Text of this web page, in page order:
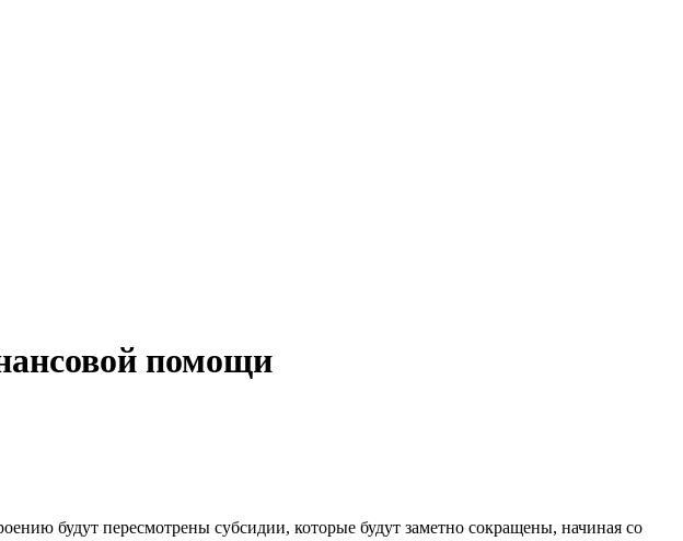
помощи
будут пересмотрены субсидии, которые будут заметно сокращены, начиная со